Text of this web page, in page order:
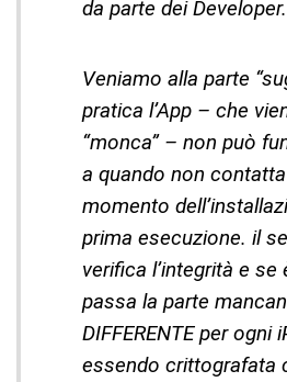
da parte dei Developer.
Veniamo alla parte
pratica l’App – che
“monca” – non può
a quando non
momento
prima esecuzione. il
verifica l’integrità e se
passa la parte
DIFFERENTE per ogni
essendo crittografata